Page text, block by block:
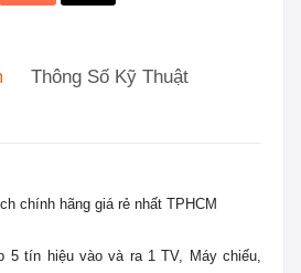
Thông Số Kỹ Thuật
chính hãng giá rẻ nhất TPHCM
5 tín hiệu vào và ra 1 TV, Máy chiếu,